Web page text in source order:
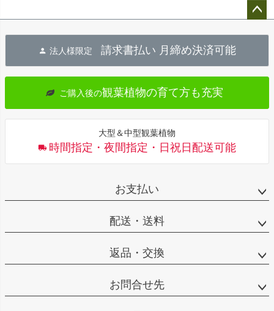
へ
法人様限定 請求書払い 月締め決済可能
ご購入後の観葉植物の育て方も充実
大型＆中型観葉植物
時間指定・夜間指定・日祝日配送可能
お支払い
配送・送料
返品・交換
お問合せ先